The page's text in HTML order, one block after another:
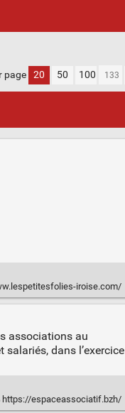
page 20 50 100
iroise.com/
associations au
dans l’exercice
https://espaceassociatif.bzh/